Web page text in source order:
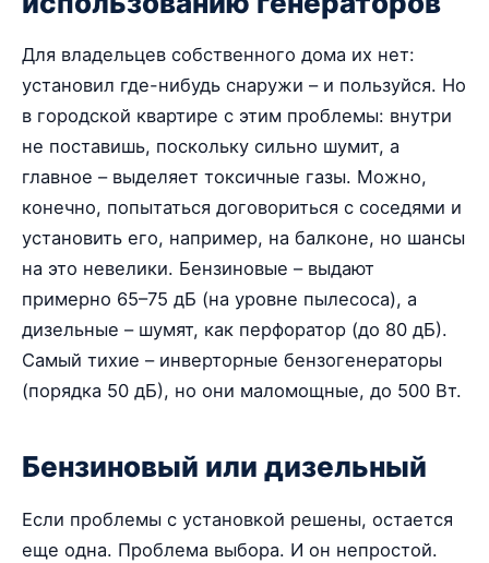
Для владельцев собственного дома их нет:
установил где-нибудь снаружи – и пользуйся. Но
в городской квартире с этим проблемы: внутри
не поставишь, поскольку сильно шумит, а
главное – выделяет токсичные газы. Можно,
конечно, попытаться договориться с соседями и
установить его, например, на балконе, но шансы
на это невелики. Бензиновые – выдают
примерно 65–75 дБ (на уровне пылесоса), а
дизельные – шумят, как перфоратор (до 80 дБ).
Самый тихие – инверторные бензогенераторы
(порядка 50 дБ), но они маломощные, до 500 Вт.
Бензиновый или дизельный
Если проблемы с установкой решены, остается
еще одна. Проблема выбора. И он непростой.